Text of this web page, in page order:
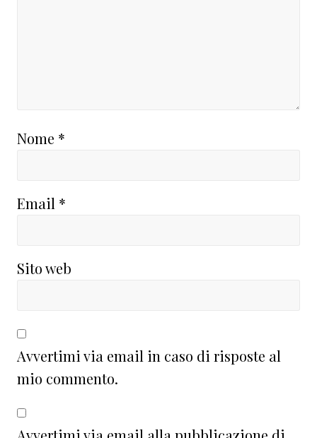
Nome *
Email *
Sito web
Avvertimi via email in caso di risposte al
mio commento.